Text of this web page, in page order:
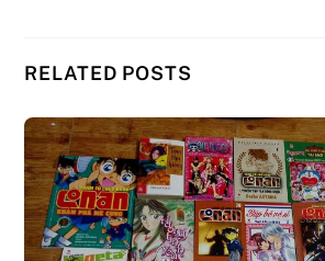
RELATED POSTS